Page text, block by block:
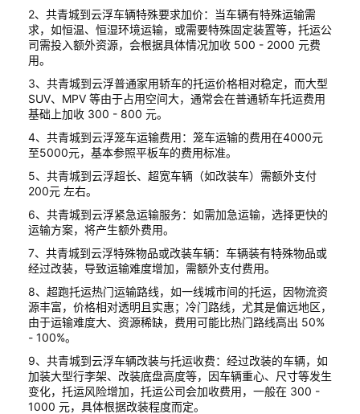
2、共青城到云浮车辆特殊要求加价：当车辆有特殊运输需
求，如恒温、恒湿环境运输，或需要特殊固定装置等，托运公
司需投入额外资源，会根据具体情况加收 500 - 2000 元费
用。
3、共青城到云浮普通家用轿车的托运价格相对稳定，而大型
SUV、MPV 等由于占用空间大，通常会在普通轿车托运费用
基础上加收 300 - 800 元。
4、共青城到云浮笼车运输费用：笼车运输的费用在4000元
至5000元，基本参照平板车的费用标准。
5、共青城到云浮超长、超宽车辆（如改装车）需额外支付
200元 左右。
6、共青城到云浮紧急运输服务：如需加急运输，选择更快的
运输方案，将产生额外费用。
7、共青城到云浮特殊物品或改装车辆：车辆装有特殊物品或
经过改装，导致运输难度增加，需额外支付费用。
8、超跑托运热门运输路线，如一线城市间的托运，因物流资
源丰富，价格相对透明且实惠；冷门路线，尤其是偏远地区，
由于运输难度大、资源稀缺，费用可能比热门路线高出 50%
- 100%。
9、共青城到云浮车辆改装与托运收费：经过改装的车辆，如
加装大型行李架、改装底盘高度等，因车辆重心、尺寸等发生
变化，托运风险增加，托运公司会加收费用，一般在 300 -
1000 元，具体根据改装程度而定。